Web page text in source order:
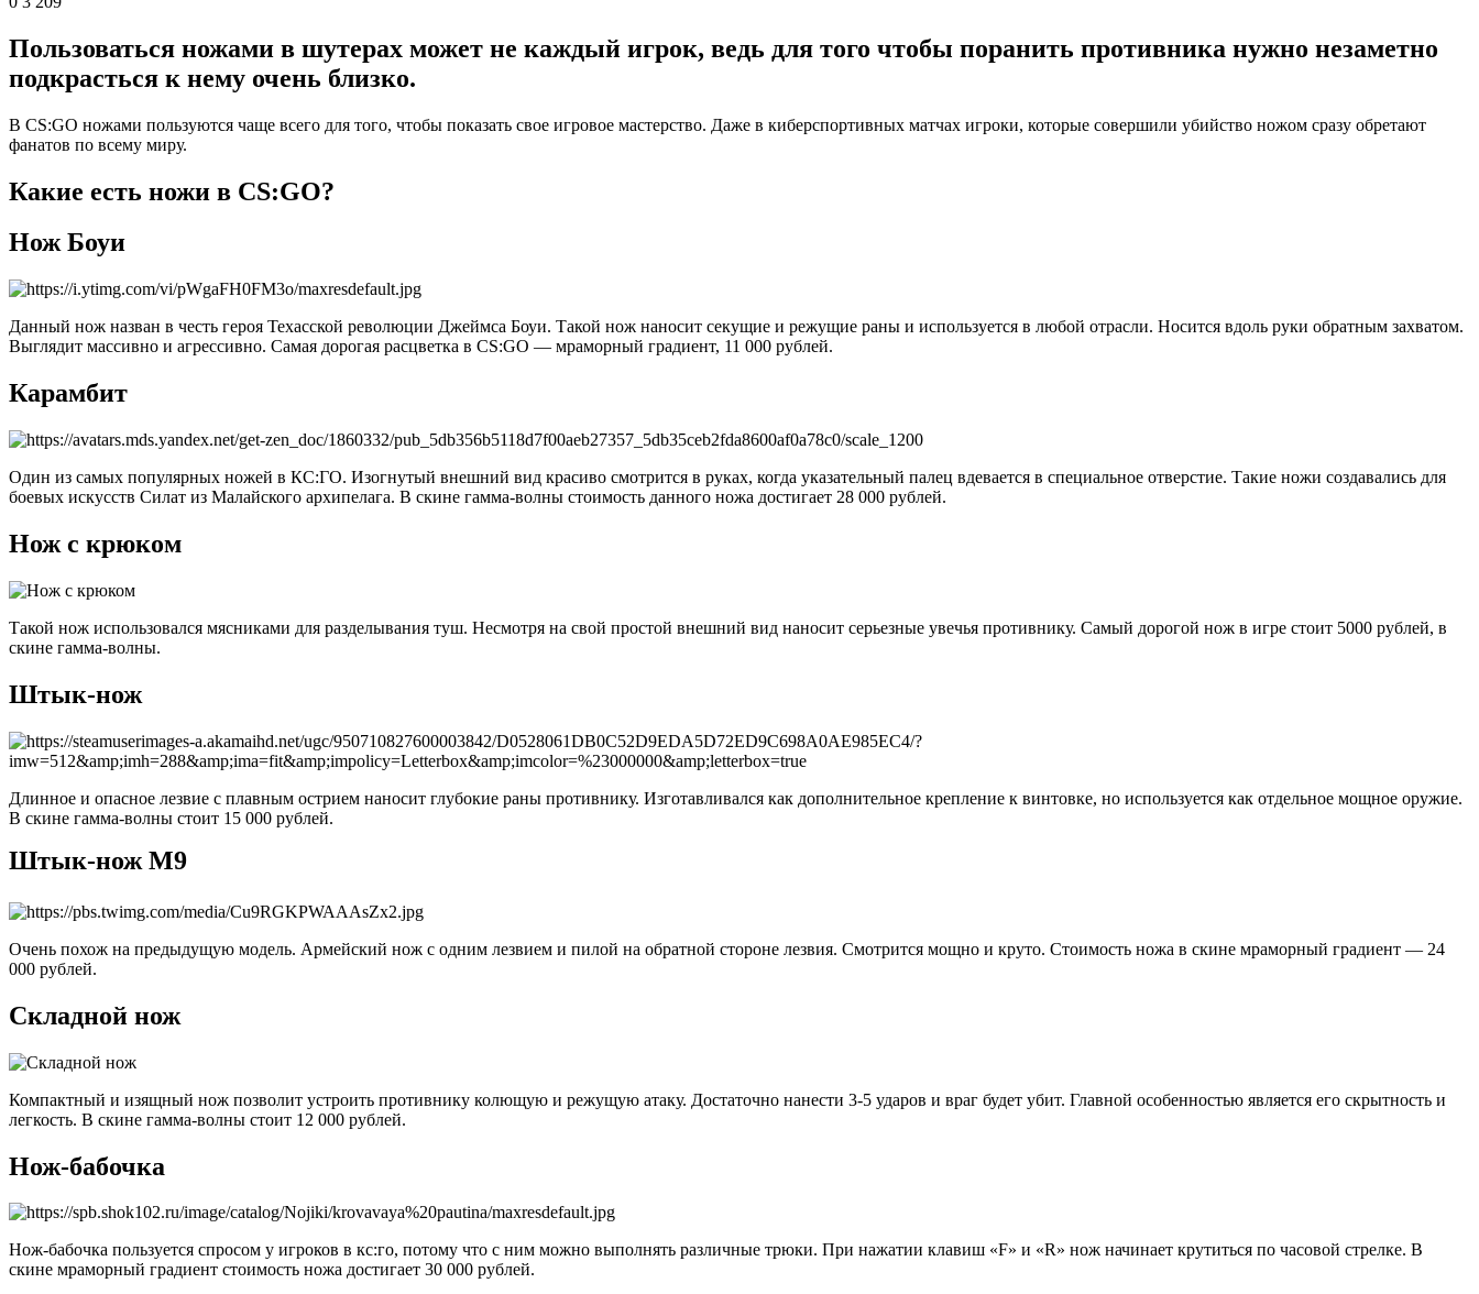
Пользоваться ножами в шутерах может не каждый игрок, ведь для того чтобы поранить противника нужно незаметно
подкрасться к нему очень близко.
В CS:GO ножами пользуются чаще всего для того, чтобы показать свое игровое мастерство. Даже в киберспортивных матчах игроки, которые совершили убийство ножом сразу обретают
фанатов по всему миру.
Какие есть ножи в CS:GO?
Нож Боуи
Данный нож назван в честь героя Техасской революции Джеймса Боуи. Такой нож наносит секущие и режущие раны и используется в любой отрасли. Носится вдоль руки обратным захватом.
Выглядит массивно и агрессивно. Самая дорогая расцветка в CS:GO — мраморный градиент, 11 000 рублей.
Карамбит
Один из самых популярных ножей в КС:ГО. Изогнутый внешний вид красиво смотрится в руках, когда указательный палец вдевается в специальное отверстие. Такие ножи создавались для
боевых искусств Силат из Малайского архипелага. В скине гамма-волны стоимость данного ножа достигает 28 000 рублей.
Нож с крюком
Такой нож использовался мясниками для разделывания туш. Несмотря на свой простой внешний вид наносит серьезные увечья противнику. Самый дорогой нож в игре стоит 5000 рублей, в
скине гамма-волны.
Штык-нож
Длинное и опасное лезвие с плавным острием наносит глубокие раны противнику. Изготавливался как дополнительное крепление к винтовке, но используется как отдельное мощное оружие.
В скине гамма-волны стоит 15 000 рублей.
Штык-нож М9
Очень похож на предыдущую модель. Армейский нож с одним лезвием и пилой на обратной стороне лезвия. Смотрится мощно и круто. Стоимость ножа в скине мраморный градиент — 24
000 рублей.
Складной нож
Компактный и изящный нож позволит устроить противнику колющую и режущую атаку. Достаточно нанести 3-5 ударов и враг будет убит. Главной особенностью является его скрытность и
легкость. В скине гамма-волны стоит 12 000 рублей.
Нож-бабочка
Нож-бабочка пользуется спросом у игроков в кс:го, потому что с ним можно выполнять различные трюки. При нажатии клавиш «F» и «R» нож начинает крутиться по часовой стрелке. В
скине мраморный градиент стоимость ножа достигает 30 000 рублей.